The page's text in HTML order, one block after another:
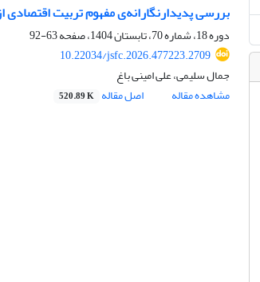
بررسی پدیدارنگارانه‌ی مفهوم تربیت
دوره 18، شماره 70، تابستان 1404، صفحه
63-92
10.22034/jsfc.2026.477223.2709
جمال سلیمی، علی امینی باغ
مشاهده مقاله
اصل مقاله 520.89 K